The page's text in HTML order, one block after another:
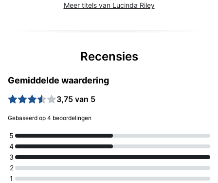
Meer titels van Lucinda Riley
Recensies
Gemiddelde waardering
3,75 van 5
Gebaseerd op 4 beoordelingen
5
4
3
2
1